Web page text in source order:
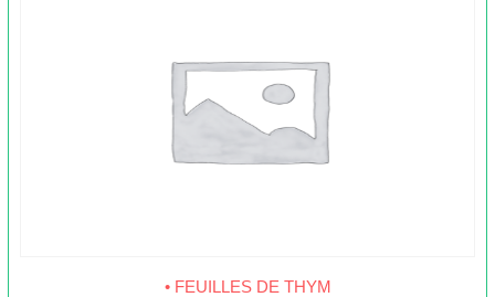
• FEUILLES DE THYM